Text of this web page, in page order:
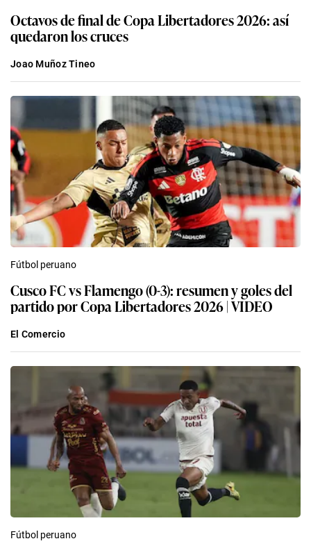
Octavos de final de Copa Libertadores 2026: así
quedaron los cruces
Joao Muñoz Tineo
Fútbol peruano
Cusco FC vs Flamengo (0-3): resumen y goles del
partido por Copa Libertadores 2026 | VIDEO
El Comercio
Fútbol peruano